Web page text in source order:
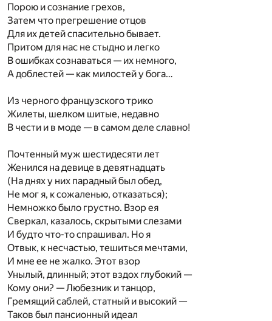
Порою и сознание грехов,
Затем что прегрешение отцов
Для их детей спасительно бывает.
Притом для нас не стыдно и легко
В ошибках сознаваться — их немного,
А доблестей — как милостей у бога…
Из черного французского трико
Жилеты, шелком шитые, недавно
В чести и в моде — в самом деле славно!
Почтенный муж шестидесяти лет
Женился на девице в девятнадцать
(На днях у них парадный был обед,
Не мог я, к сожаленью, отказаться);
Немножко было грустно. Взор ея
Сверкал, казалось, скрытыми слезами
И будто что-то спрашивал. Но я
Отвык, к несчастью, тешиться мечтами,
И мне ее не жалко. Этот взор
Унылый, длинный; этот вздох глубокий —
Кому они? — Любезник и танцор,
Гремящий саблей, статный и высокий —
Таков был пансионный идеал